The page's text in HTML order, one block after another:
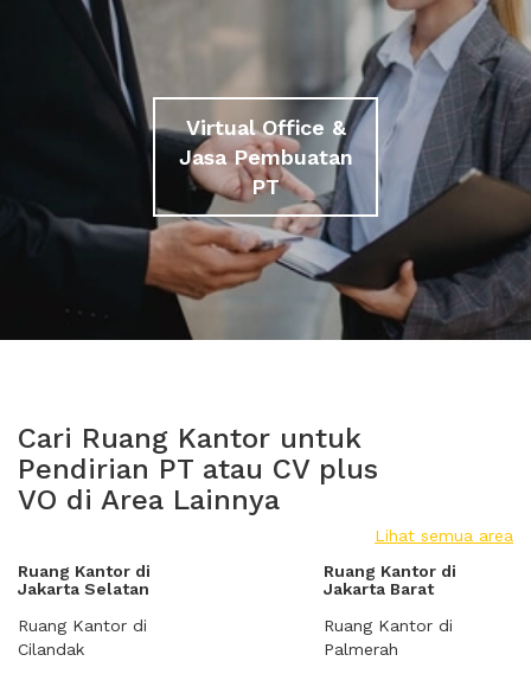
Virtual Office &
Jasa Pembuatan
PT
Cari Ruang Kantor untuk
Pendirian PT atau CV plus
VO di Area Lainnya
Lihat semua area
Ruang Kantor di
Jakarta Selatan
Ruang Kantor di
Cilandak
Ruang Kantor di
Jakarta Barat
Ruang Kantor di
Palmerah